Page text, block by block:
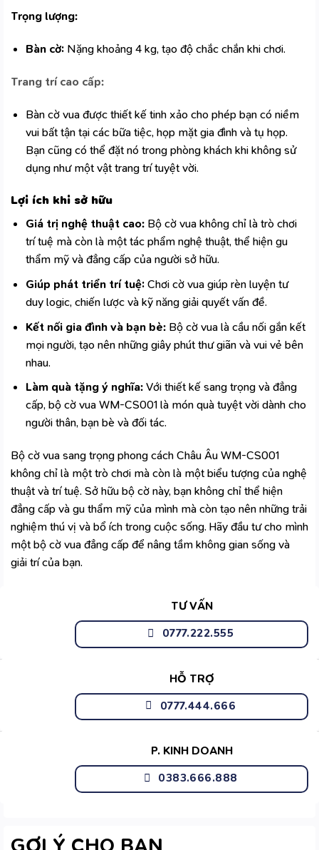
Trọng lượng:
Bàn cờ:Nặng khoảng 4 kg, tạo độ chắc chắn khi chơi.
Trang trí cao cấp:
Bàn cờ vua được thiết kế tinh xảo cho phép bạn có niềm
vui bất tận tại các bữa tiệc, họp mặt gia đình và tụ họp.
Bạn cũng có thể đặt nó trong phòng khách khi không sử
dụng như một vật trang trí tuyệt vời.
Lợi ích khi sở hữu
Giá trị nghệ thuật cao:Bộ cờ vua không chỉ là trò chơi
trí tuệ mà còn là một tác phẩm nghệ thuật, thể hiện gu
thẩm mỹ và đẳng cấp của người sở hữu.
Giúp phát triển trí tuệ:Chơi cờ vua giúp rèn luyện tư
duy logic, chiến lược và kỹ năng giải quyết vấn đề.
Kết nối gia đình và bạn bè:Bộ cờ vua là cầu nối gắn kết
mọi người, tạo nên những giây phút thư giãn và vui vẻ bên
nhau.
Làm quà tặng ý nghĩa:Với thiết kế sang trọng và đẳng
cấp, bộ cờ vua WM-CS001 là món quà tuyệt vời dành cho
người thân, bạn bè và đối tác.
Bộ cờ vua sang trọng phong cách Châu Âu WM-CS001
không chỉ là một trò chơi mà còn là một biểu tượng của nghệ
thuật và trí tuệ. Sở hữu bộ cờ này, bạn không chỉ thể hiện
đẳng cấp và gu thẩm mỹ của mình mà còn tạo nên những trải
nghiệm thú vị và bổ ích trong cuộc sống. Hãy đầu tư cho mình
một bộ cờ vua đẳng cấp để nâng tầm không gian sống và
giải trí của bạn.
TƯ VẤN
0777.222.555
HỖ TRỢ
0777.444.666
P. KINH DOANH
0383.666.888